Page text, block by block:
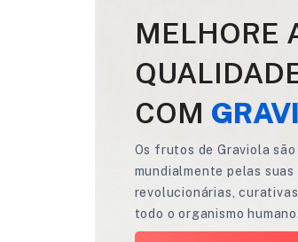
MELHORE
COM
Os frutos de Graviola
mundialmente pelas suas
revolucionárias,
todo o organismo humano.